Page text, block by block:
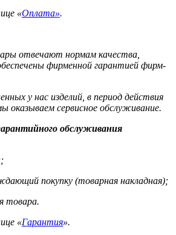
«Оплата».
отвечают нормам качества,
фирменной гарантией фирм-
у нас изделий, в период действия
оказываем сервисное обслуживание.
обслуживания
покупку (товарная накладная);
товара.
«Гарантия».